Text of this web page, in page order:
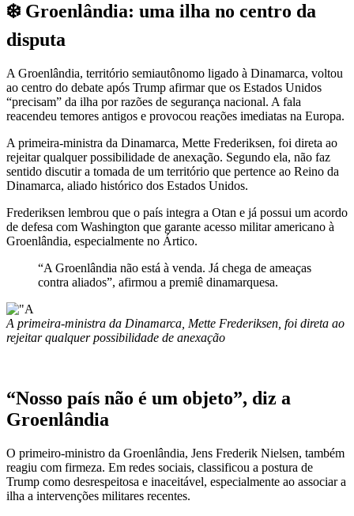
❄️ Groenlândia: uma ilha no centro da
disputa
A Groenlândia, território semiautônomo ligado à Dinamarca, voltou
ao centro do debate após Trump afirmar que os Estados Unidos
“precisam” da ilha por razões de segurança nacional. A fala
reacendeu temores antigos e provocou reações imediatas na Europa.
A primeira-ministra da Dinamarca, Mette Frederiksen, foi direta ao
rejeitar qualquer possibilidade de anexação. Segundo ela, não faz
sentido discutir a tomada de um território que pertence ao Reino da
Dinamarca, aliado histórico dos Estados Unidos.
Frederiksen lembrou que o país integra a Otan e já possui um acordo
de defesa com Washington que garante acesso militar americano à
Groenlândia, especialmente no Ártico.
“A Groenlândia não está à venda. Já chega de ameaças
contra aliados”, afirmou a premiê dinamarquesa.
A primeira-ministra da Dinamarca, Mette Frederiksen, foi direta ao
rejeitar qualquer possibilidade de anexação
“Nosso país não é um objeto”, diz a
Groenlândia
O primeiro-ministro da Groenlândia, Jens Frederik Nielsen, também
reagiu com firmeza. Em redes sociais, classificou a postura de
Trump como desrespeitosa e inaceitável, especialmente ao associar a
ilha a intervenções militares recentes.